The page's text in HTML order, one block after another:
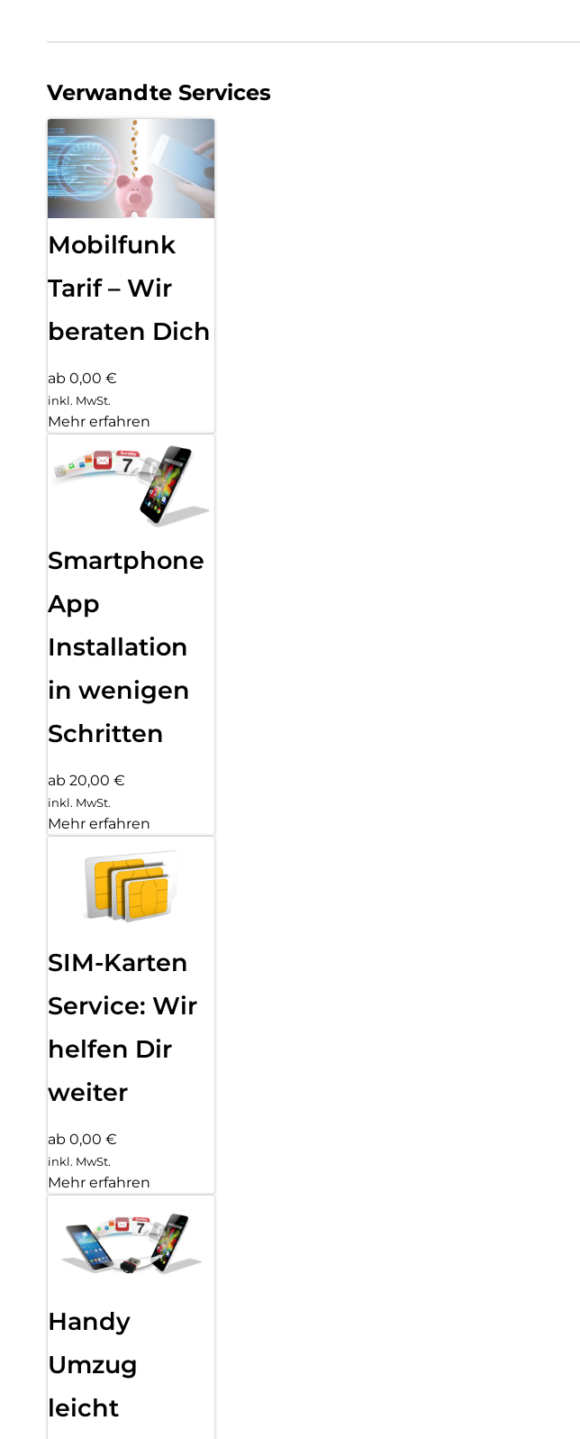
Verwandte Services
Mobilfunk
Tarif – Wir
beraten Dich
ab 0,00 €
inkl. MwSt.
Mehr erfahren
Smartphone
App
Installation
in wenigen
Schritten
ab 20,00 €
inkl. MwSt.
Mehr erfahren
SIM-Karten
Service: Wir
helfen Dir
weiter
ab 0,00 €
inkl. MwSt.
Mehr erfahren
Handy
Umzug
leicht